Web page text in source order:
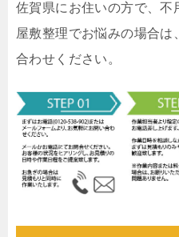
佐賀県にお住いの方で、不
屋敷整理でお悩みの場合
合わせください。